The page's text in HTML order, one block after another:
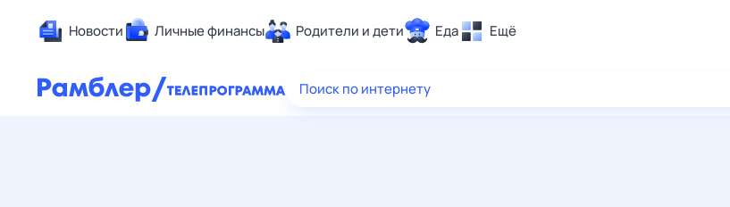
Новости Личные финансы Родители и дети Еда Ещё
Здоровье
Поиск по интернету